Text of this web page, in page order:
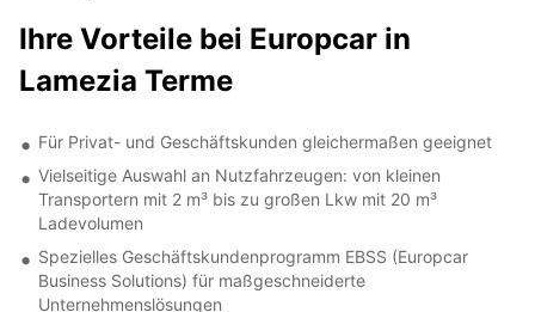
Ihre Vorteile bei Europcar in
Lamezia Terme
Für Privat- und Geschäftskunden gleichermaßen geeignet
Vielseitige Auswahl an Nutzfahrzeugen: von kleinen
Transportern mit 2 m³ bis zu großen Lkw mit 20 m³
Ladevolumen
Spezielles Geschäftskundenprogramm EBSS (Europcar
Business Solutions) für maßgeschneiderte
Unternehmenslösungen